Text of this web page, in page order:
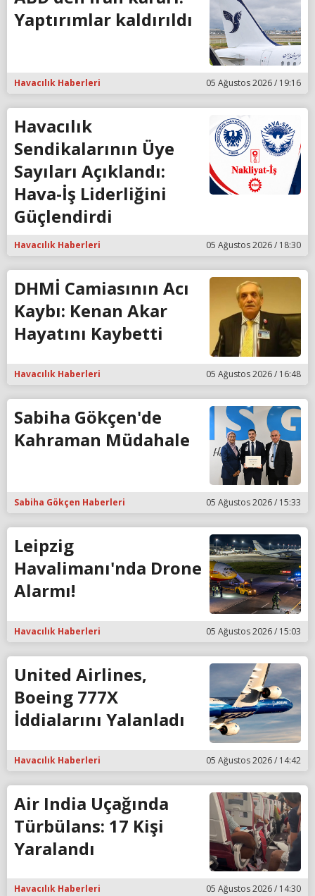
Yaptırımlar kaldırıldı
Havacılık Haberleri 05 Ağustos 2026 / 19:16
Havacılık
Sendikalarının Üye
Sayıları Açıklandı:
Hava-İş Liderliğini
Güçlendirdi
Havacılık Haberleri 05 Ağustos 2026 / 18:30
DHMİ Camiasının Acı
Kaybı: Kenan Akar
Hayatını Kaybetti
Havacılık Haberleri 05 Ağustos 2026 / 16:48
Sabiha Gökçen'de
Kahraman Müdahale
Sabiha Gökçen Haberleri 05 Ağustos 2026 / 15:33
Leipzig
Havalimanı'nda Drone
Alarmı!
Havacılık Haberleri 05 Ağustos 2026 / 15:03
United Airlines,
Boeing 777X
İddialarını Yalanladı
Havacılık Haberleri 05 Ağustos 2026 / 14:42
Air India Uçağında
Türbülans: 17 Kişi
Yaralandı
Havacılık Haberleri 05 Ağustos 2026 / 14:30